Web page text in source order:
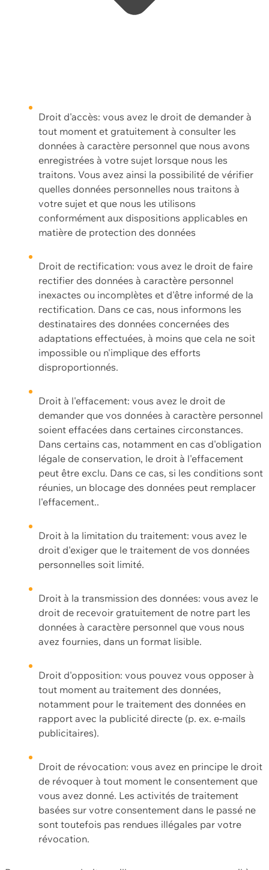
Droit d'accès: vous avez le droit de demander à
tout moment et gratuitement à consulter les
données à caractère personnel que nous avons
enregistrées à votre sujet lorsque nous les
traitons. Vous avez ainsi la possibilité de vérifier
quelles données personnelles nous traitons à
votre sujet et que nous les utilisons
conformément aux dispositions applicables en
matière de protection des données
Droit de rectification: vous avez le droit de faire
rectifier des données à caractère personnel
inexactes ou incomplètes et d'être informé de la
rectification. Dans ce cas, nous informons les
destinataires des données concernées des
adaptations effectuées, à moins que cela ne soit
impossible ou n'implique des efforts
disproportionnés.
Droit à l'effacement: vous avez le droit de
demander que vos données à caractère personnel
soient effacées dans certaines circonstances.
Dans certains cas, notamment en cas d'obligation
légale de conservation, le droit à l'effacement
peut être exclu. Dans ce cas, si les conditions sont
réunies, un blocage des données peut remplacer
l'effacement..
Droit à la limitation du traitement: vous avez le
droit d'exiger que le traitement de vos données
personnelles soit limité.
Droit à la transmission des données: vous avez le
droit de recevoir gratuitement de notre part les
données à caractère personnel que vous nous
avez fournies, dans un format lisible.
Droit d'opposition: vous pouvez vous opposer à
tout moment au traitement des données,
notamment pour le traitement des données en
rapport avec la publicité directe (p. ex. e-mails
publicitaires).
Droit de révocation: vous avez en principe le droit
de révoquer à tout moment le consentement que
vous avez donné. Les activités de traitement
basées sur votre consentement dans le passé ne
sont toutefois pas rendues illégales par votre
révocation.